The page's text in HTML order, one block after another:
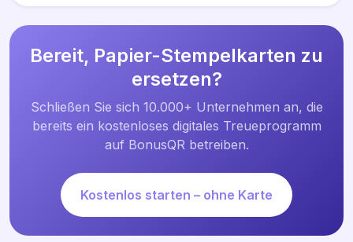
Bereit, Papier-Stempelkarten zu
ersetzen?
Schließen Sie sich 10.000+ Unternehmen an, die
bereits ein kostenloses digitales Treueprogramm
auf BonusQR betreiben.
Kostenlos starten – ohne Karte